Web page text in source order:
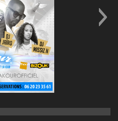
(1)